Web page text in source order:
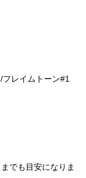
レイムトーン#1
でも目安になりま